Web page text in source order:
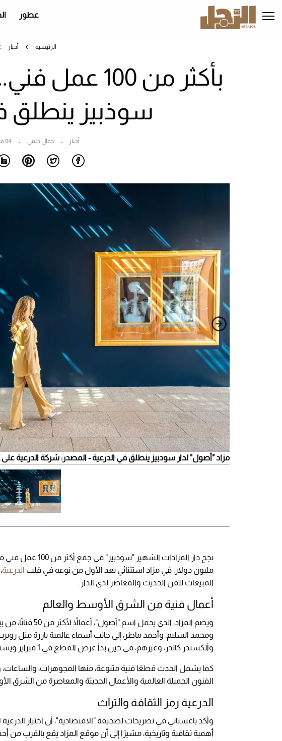
إلى
المحتوى
عطور
الرئيسية أخبار
بأكثر من 100
سوذبيز ينطلق
أخبار جمال حلمي 04 فبراير 2025
مزاد "أصول" لدار سودبيز ينطلق في الدرعية - المصدر: شركة الدرعية على X
مليون دولار، في مزاد استثنائي يعد الأول من نوعه في قلب الدرعية
المبيعات للفن الحديث والمعاصر لدى الدار.
أعمال فنية من الشرق الأوسط والعالم
ويضم المزاد، الذي
ومحمد السليم، وأحمد ماطر، إلى جانب أسماء عالمية بارزة مثل
وألكسندر كالدر، وغيرهم، في حين بدأ عرض القطع في 1 فبراير ويستمر حتى 8 فبراير.
كما يشمل الحدث قطعًا فنية متنوعة، منها المجوهرات، والساعات،
الفنون الجميلة العالمية والأعمال الحديثة والمعاصرة من الشرق
الدرعية رمز الثقافة والتراث
وأكد باغستاني في تصريحات لصحيفة "الاقتصادية"، أن اختيار
أهمية ثقافية وتاريخية، مشيرًا إلى أن موقع المزاد يقع بالقرب من